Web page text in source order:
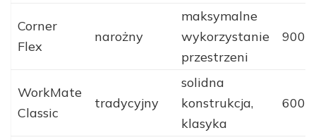
Corner
Flex
narożny
maksymalne
wykorzystanie
przestrzeni
WorkMate
Classic
tradycyjny
solidna
konstrukcja,
klasyka